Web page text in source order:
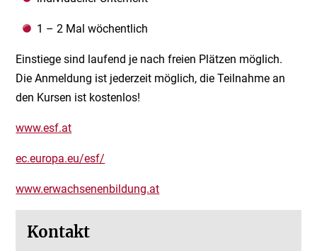
1 – 2 Mal wöchentlich
Einstiege sind laufend je nach freien Plätzen möglich.
Die Anmeldung ist jederzeit möglich, die Teilnahme an
den Kursen ist kostenlos!
www.esf.at
ec.europa.eu/esf/
www.erwachsenenbildung.at
Kontakt